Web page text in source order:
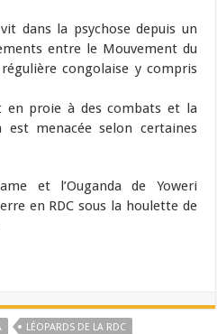
dans la psychose depuis un
entre le Mouvement du
congolaise y compris
en proie à des combats et la
est menacée selon certaines
et l’Ouganda de Yoweri
en RDC sous la houlette de
LÉOPARDS DE LA RDC